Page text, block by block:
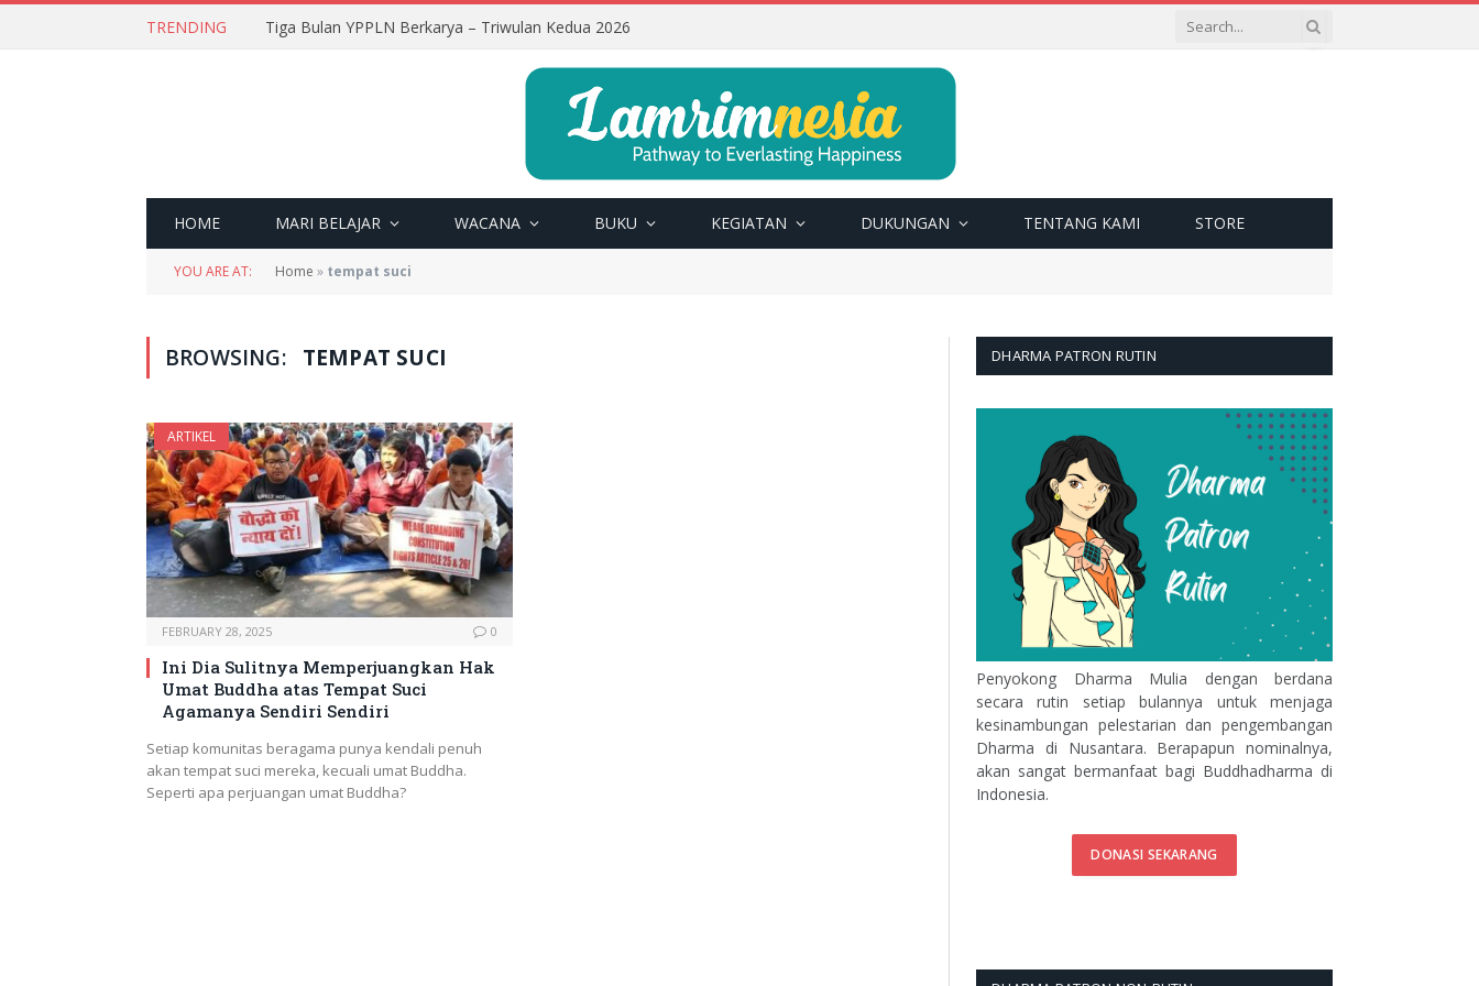
TRENDING Tiga Bulan YPPLN Berkarya – Triwulan Kedua 2026
HOME MARI BELAJAR WACANA BUKU KEGIATAN DUKUNGAN TENTANG KAMI STORE
YOU ARE AT: Home » tempat suci
BROWSING: TEMPAT SUCI
ARTIKEL
FEBRUARY 28, 2025 0
Ini Dia Sulitnya Memperjuangkan Hak
Umat Buddha atas Tempat Suci
Agamanya Sendiri Sendiri
Setiap komunitas beragama punya kendali penuh
akan tempat suci mereka, kecuali umat Buddha.
Seperti apa perjuangan umat Buddha?
DHARMA PATRON RUTIN
Penyokong Dharma Mulia dengan berdana
secara rutin setiap bulannya untuk menjaga
kesinambungan pelestarian dan pengembangan
Dharma di Nusantara. Berapapun nominalnya,
akan sangat bermanfaat bagi Buddhadharma di
Indonesia.
DONASI SEKARANG